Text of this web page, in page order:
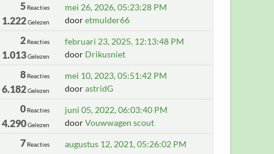
5 Reacties
1.222Gelezen
mei 26, 2026, 05:23:28 PM
dooretmulder66
2 Reacties
1.013Gelezen
februari 23, 2025, 12:13:48 PM
door Drikusniet
8 Reacties
6.182Gelezen
mei 10, 2023, 05:51:42 PM
doorastridG
0 Reacties
4.290Gelezen
juni 05, 2022, 06:03:40 PM
doorVouwwagen scout
7 Reacties
augustus 12, 2021, 05:26:02 PM